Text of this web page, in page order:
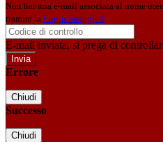
Non hai una e-mail associata al nome
tramite la Login Spaggiari
E-mail inviata, si prega di
Errore
Chiudi
Successo
Chiudi